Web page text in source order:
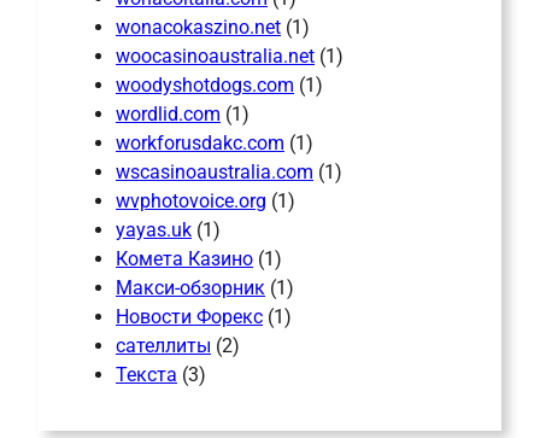
wonacokaszino.net (1)
woocasinoaustralia.net (1)
woodyshotdogs.com (1)
wordlid.com (1)
workforusdakc.com (1)
wscasinoaustralia.com (1)
wvphotovoice.org (1)
yayas.uk (1)
Комета Казино (1)
Макси-обзорник (1)
Новости Форекс (1)
сателлиты (2)
Текста (3)